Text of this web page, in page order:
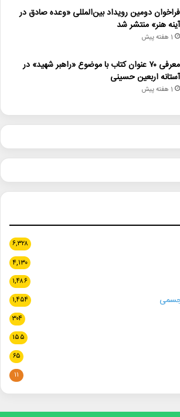
فراخوان دومین رویداد بین‌المللی «وعده صادق در
آینه هنر» منتشر شد
1 هفته پیش
معرفی ۷۰ عنوان کتاب با موضوع «راهبر شهید» در
آستانه اربعین حسینی
1 هفته پیش
۶,۳۲۸
۴,۱۳۰
۱,۴۸۶
۱,۴۵۴
۳۰۴
۱۵۵
۶۵
۱۱